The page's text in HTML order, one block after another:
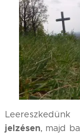
jelzésen, majd